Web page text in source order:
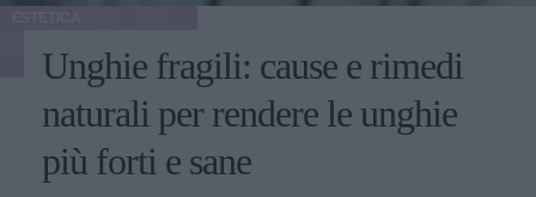
Unghie fragili: cause e rimedi
naturali per rendere le unghie
più forti e sane